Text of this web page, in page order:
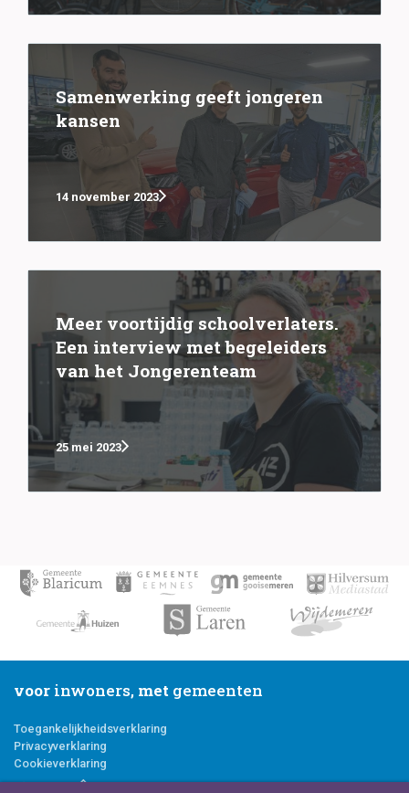
Samenwerking geeft jongeren
kansen
14 november 2023
Meer voortijdig schoolverlaters.
Een interview met begeleiders
van het Jongerenteam
25 mei 2023
voor inwoners, met gemeenten
Toegankelijkheidsverklaring
Privacyverklaring
Cookieverklaring